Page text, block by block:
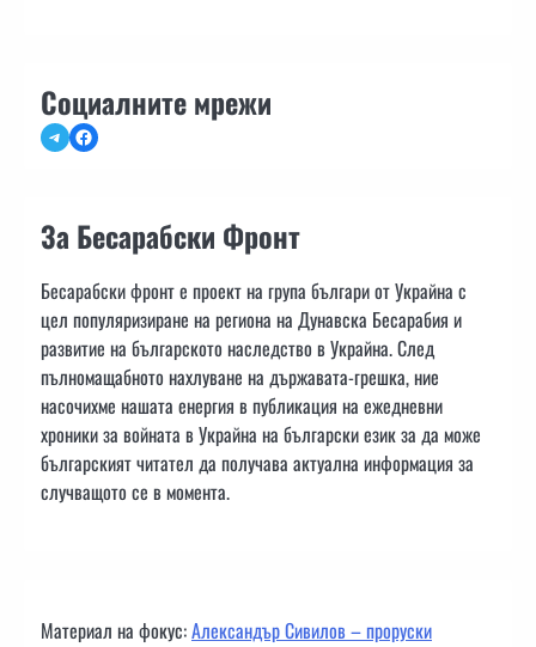
Социалните мрежи
TelegramFacebook
За Бесарабски Фронт
Бесарабски фронт е проект на група българи от Украйна с
цел популяризиране на региона на Дунавска Бесарабия и
развитие на българското наследство в Украйна. След
пълномащабното нахлуване на държавата-грешка, ние
насочихме нашата енергия в публикация на ежедневни
хроники за войната в Украйна на български език за да може
българският читател да получава актуална информация за
случващото се в момента.
Материал на фокус:Александър Сивилов – проруски